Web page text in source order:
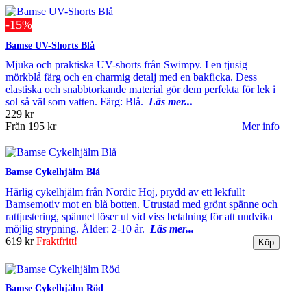
-15%
Bamse UV-Shorts Blå
Mjuka och praktiska UV-shorts från Swimpy. I en tjusig
mörkblå färg och en charmig detalj med en bakficka. Dess
elastiska och snabbtorkande material gör dem perfekta för lek i
sol så väl som vatten. Färg: Blå. Läs mer...
229 kr
Från 195 kr Mer info
Bamse Cykelhjälm Blå
Härlig cykelhjälm från Nordic Hoj, prydd av ett lekfullt
Bamsemotiv mot en blå botten. Utrustad med grönt spänne och
rattjustering, spännet löser ut vid viss betalning för att undvika
möjlig strypning. Ålder: 2-10 år. Läs mer...
619 krFraktfritt!
Bamse Cykelhjälm Röd